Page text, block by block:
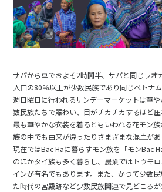
サパから車でおよそ2時間半、サパと同じラオ
人口の80％以上が少数民族であり同じベトナ
週日曜日に行われるサンデーマーケットは華
数民族たちで賑わい、目がチカチカするほど
最も華やかな衣装を着るともいわれる花モン
族の中でも由来が違ったりさまざまな混血があ
現在ではBac Haに暮らすモン族を「モンBac
のほかタイ族も多く暮らし、農業ではトウモ
インが有名でもあります。また、かつて少数
た時代の宮殿跡など少数民族関連で見どころ